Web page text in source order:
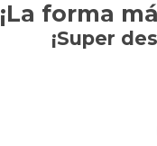
¡La forma
¡Super